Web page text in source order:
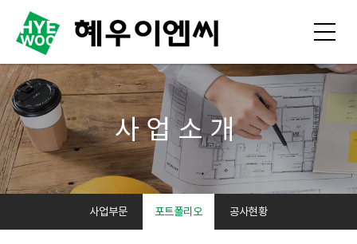
사업소개
사업부문 포트폴리오 공사현황